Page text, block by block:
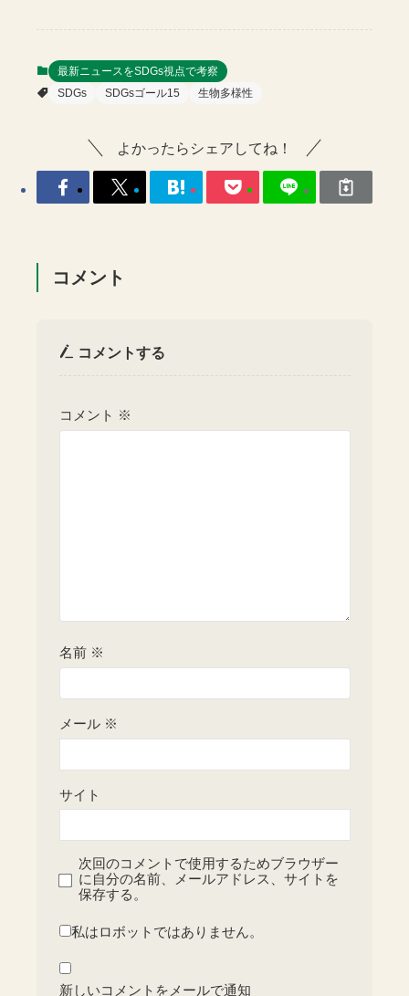
最新ニュースをSDGs視点で考察
SDGs
SDGsゴール15 生物多様性
よかったらシェアしてね！
コメント
コメントする
コメント ※
名前 ※
メール ※
サイト
次回のコメントで使用するためブラウザー
に自分の名前、メールアドレス、サイトを
保存する。
私はロボットではありません。
新しいコメントをメールで通知